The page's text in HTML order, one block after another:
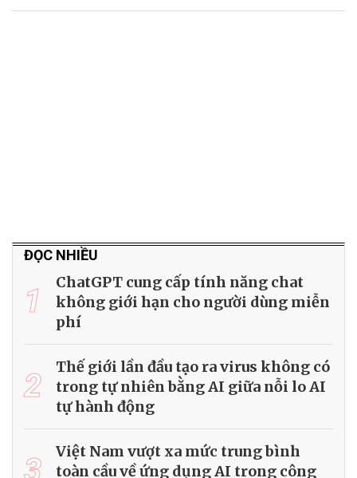
ĐỌC NHIỀU
1
ChatGPT cung cấp tính năng chat
không giới hạn cho người dùng miễn
phí
2
Thế giới lần đầu tạo ra virus không có
trong tự nhiên bằng AI giữa nỗi lo AI
tự hành động
3
Việt Nam vượt xa mức trung bình
toàn cầu về ứng dụng AI trong công